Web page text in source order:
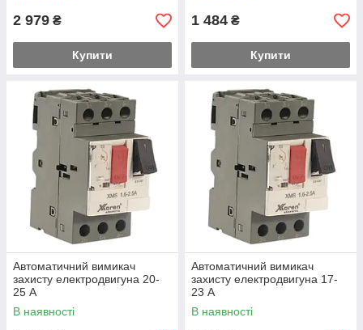
2 979 ₴
Купити
1 484 ₴
Купити
Автоматичний вимикач
захисту електродвигуна 20-
25 А
В наявності
Автоматичний вимикач
захисту електродвигуна 17-
23 А
В наявності